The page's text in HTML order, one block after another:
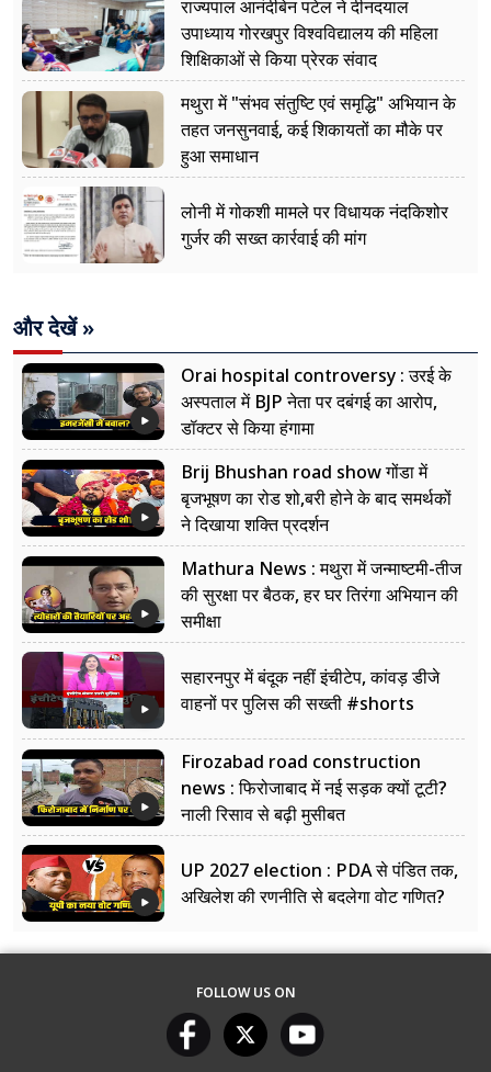
राज्यपाल आनंदीबेन पटेल ने दीनदयाल
उपाध्याय गोरखपुर विश्वविद्यालय की महिला
शिक्षिकाओं से किया प्रेरक संवाद
मथुरा में "संभव संतुष्टि एवं समृद्धि" अभियान के
तहत जनसुनवाई, कई शिकायतों का मौके पर
हुआ समाधान
लोनी में गोकशी मामले पर विधायक नंदकिशोर
गुर्जर की सख्त कार्रवाई की मांग
और देखें »
Orai hospital controversy : उरई के
अस्पताल में BJP नेता पर दबंगई का आरोप,
डॉक्टर से किया हंगामा
Brij Bhushan road show गोंडा में
बृजभूषण का रोड शो,बरी होने के बाद समर्थकों
ने दिखाया शक्ति प्रदर्शन
Mathura News : मथुरा में जन्माष्टमी-तीज
की सुरक्षा पर बैठक, हर घर तिरंगा अभियान की
समीक्षा
सहारनपुर में बंदूक नहीं इंचीटेप, कांवड़ डीजे
वाहनों पर पुलिस की सख्ती #shorts
Firozabad road construction
news : फिरोजाबाद में नई सड़क क्यों टूटी?
नाली रिसाव से बढ़ी मुसीबत
UP 2027 election : PDA से पंडित तक,
अखिलेश की रणनीति से बदलेगा वोट गणित?
FOLLOW US ON